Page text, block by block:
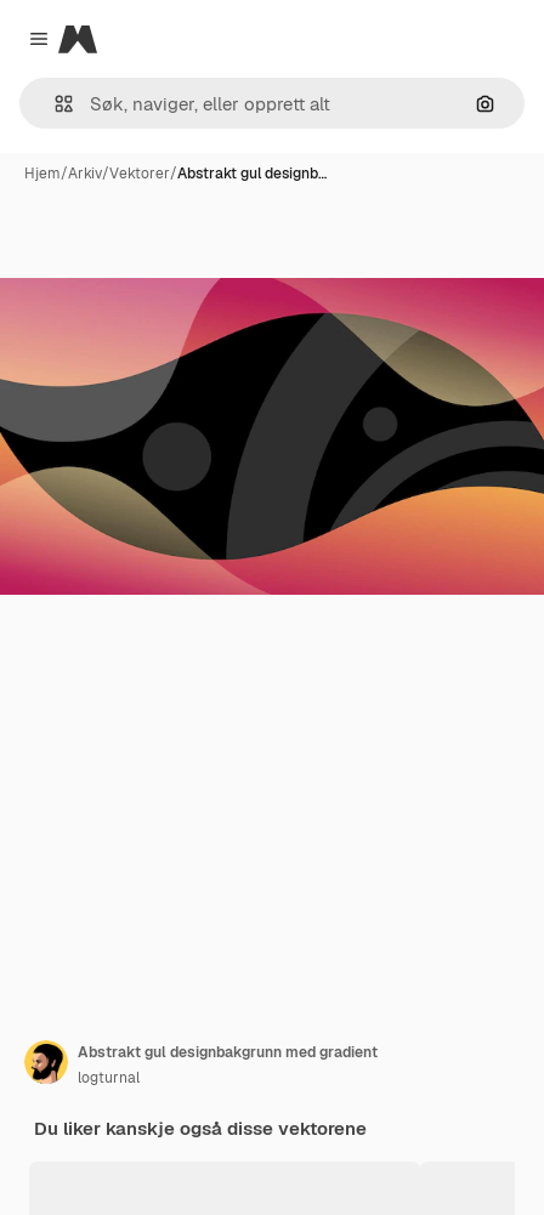
Close menu
Magnific
Søk
Hjem/Arkiv/Vektorer/Abstrakt gul designb…
Abstrakt gul designbakgrunn med gradient
logturnal
Du liker kanskje også disse vektorene